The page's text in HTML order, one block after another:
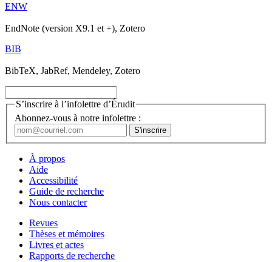
ENW
EndNote (version X9.1 et +), Zotero
BIB
BibTeX, JabRef, Mendeley, Zotero
S’inscrire à l’infolettre d’Érudit
Abonnez-vous à notre infolettre :
À propos
Aide
Accessibilité
Guide de recherche
Nous contacter
Revues
Thèses et mémoires
Livres et actes
Rapports de recherche